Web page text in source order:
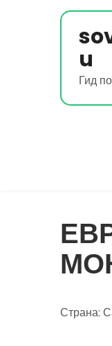
u
Гид
Страна: